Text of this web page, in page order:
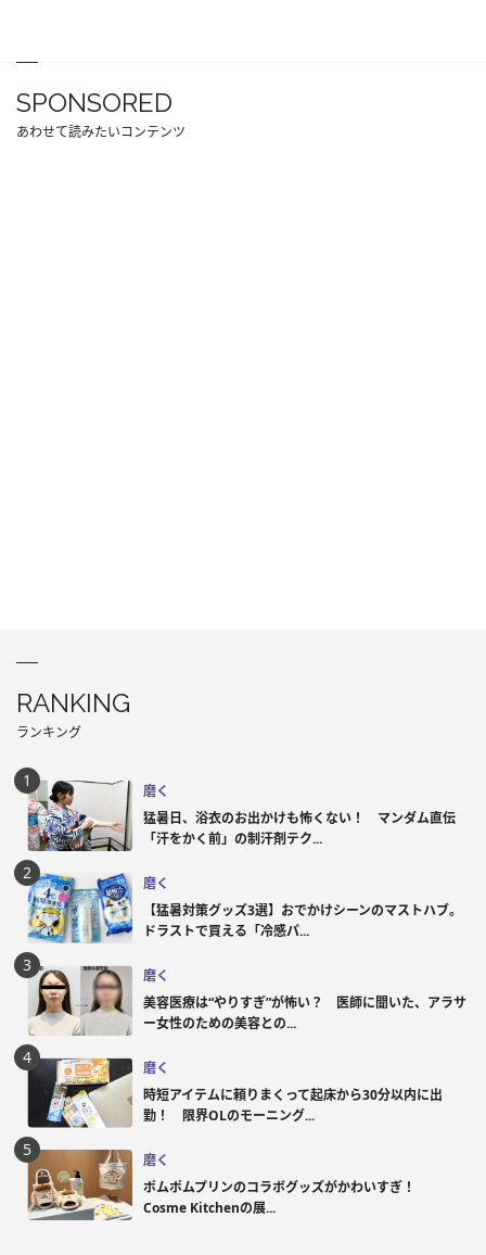
SPONSORED
あわせて読みたいコンテンツ
RANKING
ランキング
磨く
猛暑日、浴衣のお出かけも怖くない！ マンダム直伝
「汗をかく前」の制汗剤テク...
磨く
【猛暑対策グッズ3選】おでかけシーンのマストハブ。
ドラストで買える「冷感パ...
磨く
美容医療は“やりすぎ”が怖い？ 医師に聞いた、アラサ
ー女性のための美容との...
磨く
時短アイテムに頼りまくって起床から30分以内に出
勤！ 限界OLのモーニング...
磨く
ポムポムプリンのコラボグッズがかわいすぎ！
Cosme Kitchenの展...